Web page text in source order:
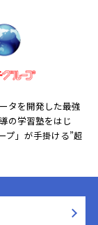
タを開発した最強
の学習塾をはじ
プ」が手掛ける”超